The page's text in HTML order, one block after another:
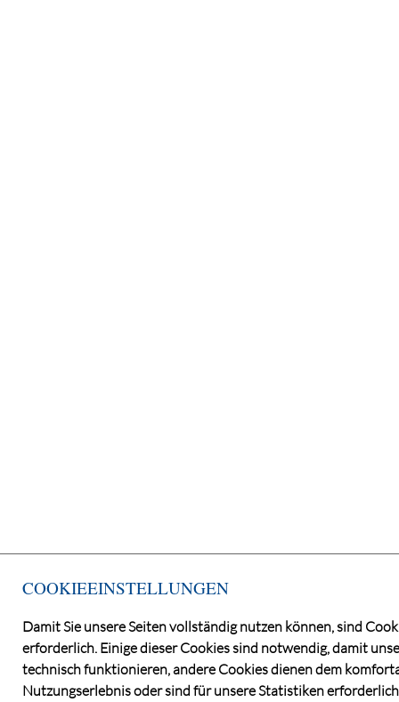
COOKIEEINSTELLUNGEN
Damit Sie unsere Seiten vollständig nutzen können, sind
erforderlich. Einige dieser Cookies sind notwendig, damit
technisch funktionieren, andere Cookies dienen dem
Nutzungserlebnis oder sind für unsere Statistiken